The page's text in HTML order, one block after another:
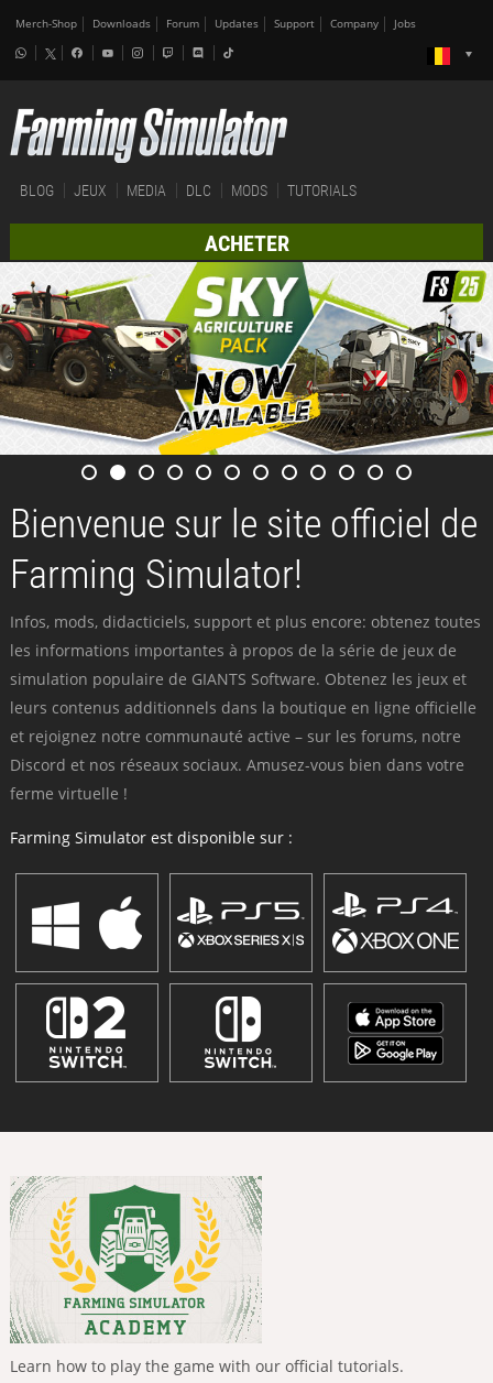
Merch-Shop Downloads Forum Updates Support Company Jobs
BLOG JEUX MEDIA DLC MODS TUTORIALS
ACHETER
Bienvenue sur le site officiel de
Farming Simulator!
Infos, mods, didacticiels, support et plus encore: obtenez toutes
les informations importantes à propos de la série de jeux de
simulation populaire de GIANTS Software. Obtenez les jeux et
leurs contenus additionnels dans la boutique en ligne officielle
et rejoignez notre communauté active – sur les forums, notre
Discord et nos réseaux sociaux. Amusez-vous bien dans votre
ferme virtuelle !
Farming Simulator est disponible sur :
Learn how to play the game with our official tutorials.